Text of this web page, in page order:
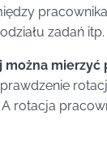
zadań itp.
rotacja